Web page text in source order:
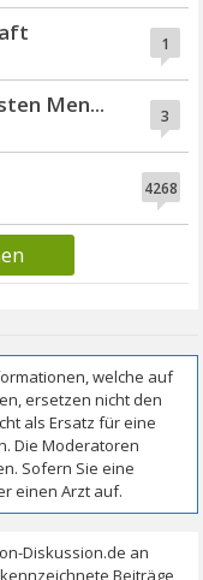
1
3
Men...
4268